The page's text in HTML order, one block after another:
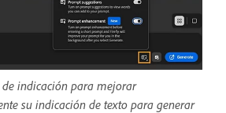
indicación para mejorar
su indicación de texto para generar